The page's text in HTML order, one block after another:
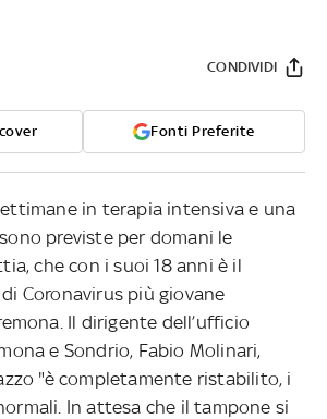
Fonti Preferite
CONDIVIDI
in terapia intensiva e una
previste per domani le
che con i suoi 18 anni è il
Coronavirus più giovane
Il dirigente dell’ufficio
e Sondrio, Fabio Molinari,
"è completamente ristabilito, i
In attesa che il tampone si